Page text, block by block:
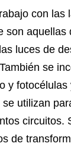
con las
son aquellas
luces de
se
y
utilizan
circuitos.
de